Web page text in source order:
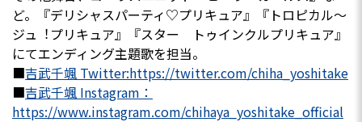
ど。『デリシャスパーティ♡プリキュア』『トロピカル～
ジュ︕プリキュア』『スター トゥインクルプリキュア』
にてエンディング主題歌を担当。
■吉武千颯 Twitter:https://twitter.com/chiha_yoshitake
■吉武千颯 Instagram：
https://www.instagram.com/chihaya_yoshitake_official